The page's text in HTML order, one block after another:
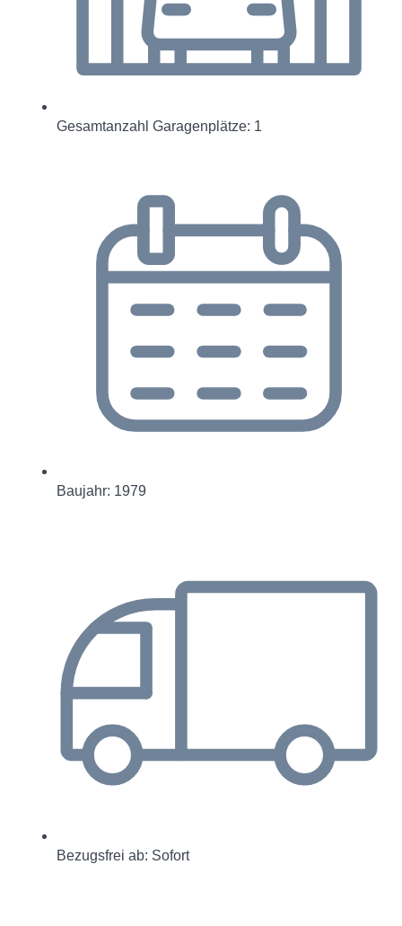
Gesamtanzahl Garagenplätze: 1
Baujahr: 1979
Bezugsfrei ab: Sofort